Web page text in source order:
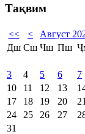
Тақвим
<< < Август
Дш Сш Чш Пш
3
4 5 6 7
10
11 12 13
17
18 19 20 21
24
25 26 27
31